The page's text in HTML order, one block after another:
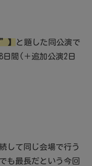
】
と題した同公演で
日間(＋追加公演2日
して同じ会場で行う
も最長だという今回